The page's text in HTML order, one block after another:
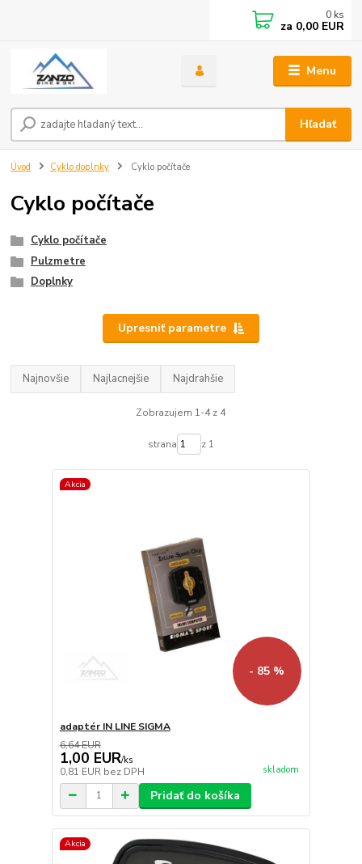
Menu
Hľadať
0 ks
za 0,00 EUR
Úvod Cyklo doplnky Cyklo počítače
Cyklo počítače
Cyklo počítače
Pulzmetre
Doplnky
Upresniť parametre
Najnovšie Najlacnejšie Najdrahšie
Zobrazujem 1-4 z 4
strana z 1
Akcia
- 85 %
adaptér IN LINE SIGMA
6,64 EUR
1,00 EUR/ks
0,81 EUR bez DPH skladom
Pridať do košíka
Akcia